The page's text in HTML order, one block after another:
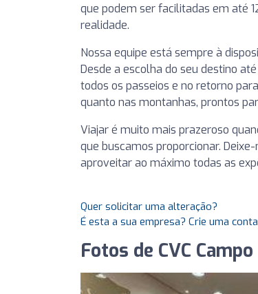
que podem ser facilitadas em até
realidade.
Nossa equipe está sempre à
Desde a escolha do seu destino
todos os passeios e no retorno
quanto nas montanhas, prontos
Viajar é muito mais prazeroso
que buscamos proporcionar.
aproveitar ao máximo todas as
Quer solicitar uma alteração?
É esta a sua empresa? Crie uma
Fotos de CVC